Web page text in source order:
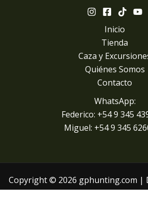
Inicio
Tienda
Caza y
Quiénes Somos
Contacto
WhatsApp:
Federico: +54 9 345
Miguel: +54 9 345
Copyright © 2026 gphunting.com |
paginaswep.com